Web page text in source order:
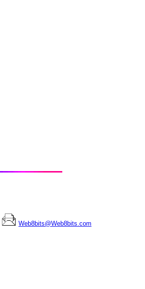
Web8bits@Web8bits.com